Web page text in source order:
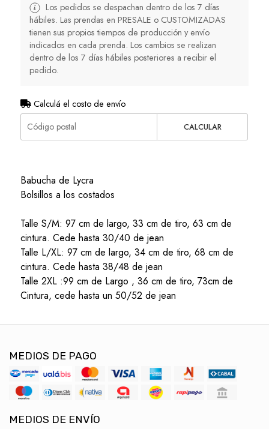
Los pedidos se despachan dentro de los 7 días
hábiles. Las prendas en PRESALE o CUSTOMIZADAS
tienen sus propios tiempos de producción y envío
indicados en cada prenda. Los cambios se realizan
dentro de los 7 días hábiles posteriores a recibir el
pedido.
Calculá el costo de envío
CALCULAR
Babucha de Lycra
Bolsillos a los costados
Talle S/M: 97 cm de largo, 33 cm de tiro, 63 cm de
cintura. Cede hasta 30/40 de jean
Talle L/XL: 97 cm de largo, 34 cm de tiro, 68 cm de
cintura. Cede hasta 38/48 de jean
Talle 2XL :99 cm de Largo , 36 cm de tiro, 73cm de
Cintura, cede hasta un 50/52 de jean
MEDIOS DE PAGO
MEDIOS DE ENVÍO